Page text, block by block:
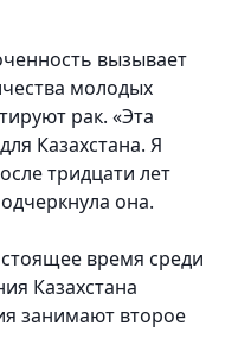
вызывает
молодых
рак. «Эта
Казахстана. Я
тридцати лет
она.
время среди
Казахстана
занимают второе